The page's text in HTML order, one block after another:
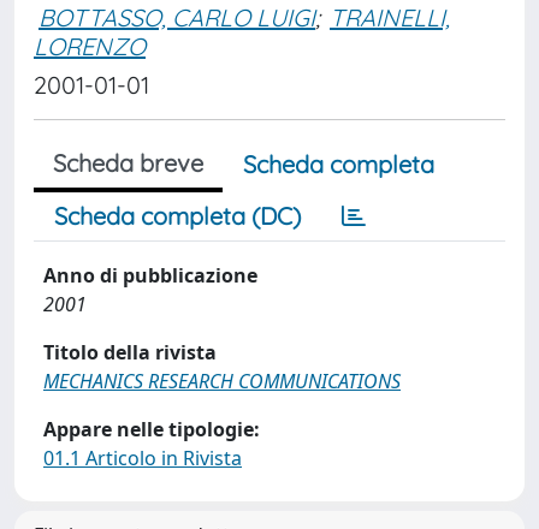
BOTTASSO, CARLO LUIGI; TRAINELLI,
LORENZO
2001-01-01
Scheda breve
Scheda completa
Scheda completa (DC)
Anno di pubblicazione
2001
Titolo della rivista
MECHANICS RESEARCH COMMUNICATIONS
Appare nelle tipologie:
01.1 Articolo in Rivista